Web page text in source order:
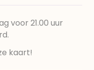
voor 21.00 uur
kaart!